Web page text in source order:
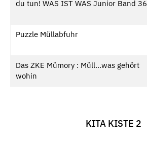
du tun! WAS IST WAS Junior Band 36
Puzzle Müllabfuhr
Das ZKE Mümory : Müll…was gehört
wohin
KITA KISTE 2